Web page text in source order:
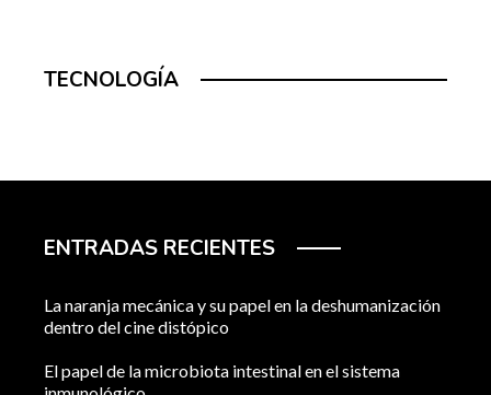
TECNOLOGÍA
ENTRADAS RECIENTES
La naranja mecánica y su papel en la deshumanización
dentro del cine distópico
El papel de la microbiota intestinal en el sistema